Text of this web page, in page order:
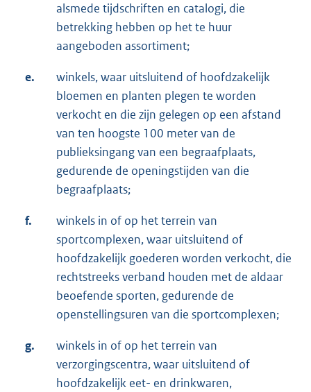
alsmede tijdschriften en catalogi, die
betrekking hebben op het te huur
aangeboden assortiment;
e.
winkels, waar uitsluitend of hoofdzakelijk
bloemen en planten plegen te worden
verkocht en die zijn gelegen op een afstand
van ten hoogste 100 meter van de
publieksingang van een begraafplaats,
gedurende de openingstijden van die
begraafplaats;
f.
winkels in of op het terrein van
sportcomplexen, waar uitsluitend of
hoofdzakelijk goederen worden verkocht, die
rechtstreeks verband houden met de aldaar
beoefende sporten, gedurende de
openstellingsuren van die sportcomplexen;
g.
winkels in of op het terrein van
verzorgingscentra, waar uitsluitend of
hoofdzakelijk eet- en drinkwaren,